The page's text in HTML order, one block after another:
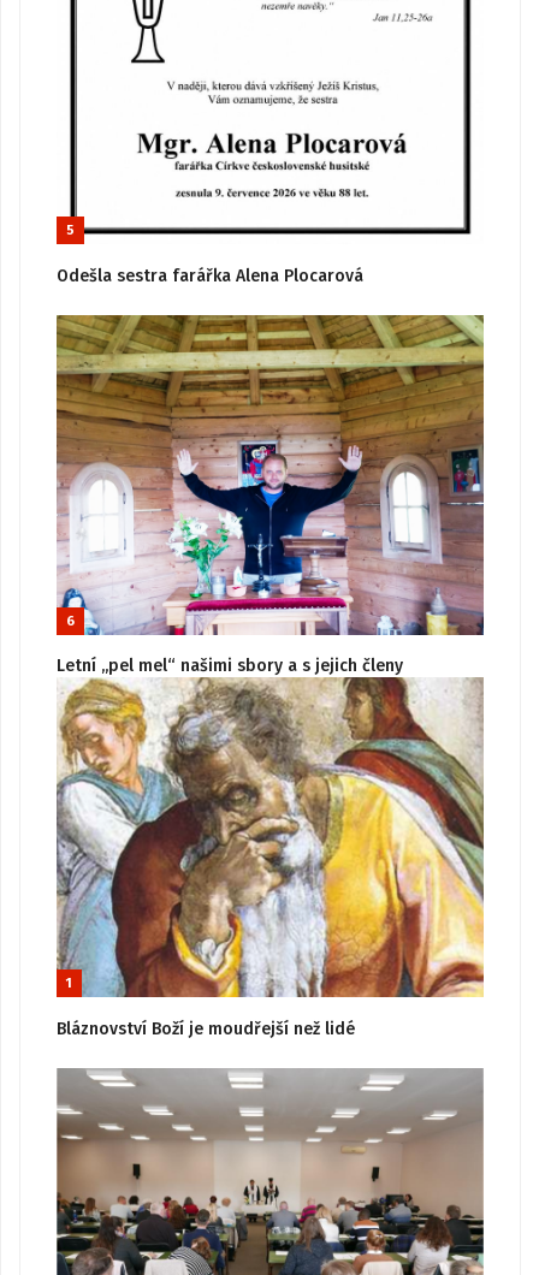
5
Odešla sestra farářka Alena Plocarová
6
Letní „pel mel“ našimi sbory a s jejich členy
1
Bláznovství Boží je moudřejší než lidé